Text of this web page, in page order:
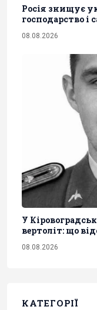
Росія знищує
господарство і
08.08.2026
У
вертоліт: що
08.08.2026
КАТЕГОРІЇ